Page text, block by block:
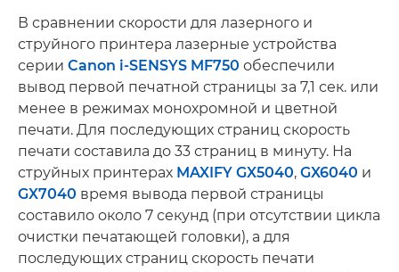
В сравнении скорости для лазерного и
струйного принтера лазерные устройства
серии Canon i-SENSYS MF750 обеспечили
вывод первой печатной страницы за 7,1 сек. или
менее в режимах монохромной и цветной
печати. Для последующих страниц скорость
печати составила до 33 страниц в минуту. На
струйных принтерах MAXIFY GX5040, GX6040 и
GX7040 время вывода первой страницы
составило около 7 секунд (при отсутствии цикла
очистки печатающей головки), а для
последующих страниц скорость печати